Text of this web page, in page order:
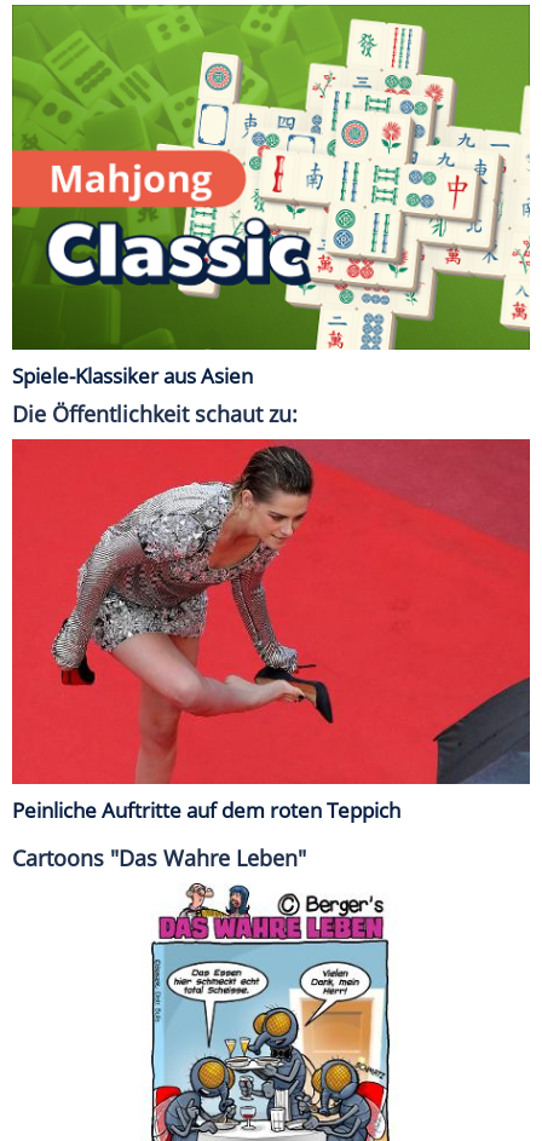
Spiele-Klassiker aus Asien
Die Öffentlichkeit schaut zu:
Peinliche Auftritte auf dem roten Teppich
Cartoons "Das Wahre Leben"